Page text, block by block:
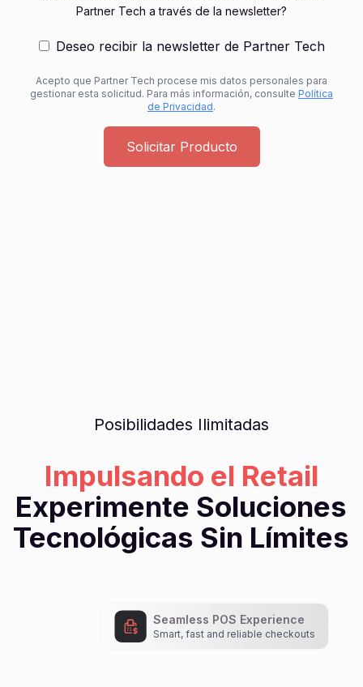
Partner Tech a través de la newsletter?
Deseo recibir la newsletter de Partner Tech
Acepto que Partner Tech procese mis datos personales para
gestionar esta solicitud. Para más información, consulte Política
de Privacidad.
Solicitar Producto
Posibilidades Ilimitadas
Impulsando el Retail
Experimente Soluciones
Tecnológicas Sin Límites
Seamless POS Experience
Smart, fast and reliable checkouts